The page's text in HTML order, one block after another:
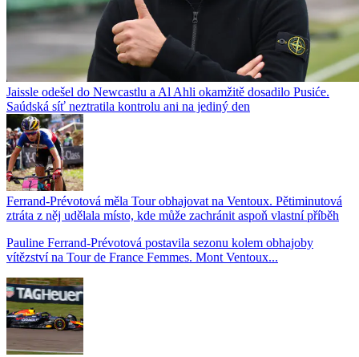
Jaissle odešel do Newcastlu a Al Ahli okamžitě dosadilo Pusiće.
Saúdská síť neztratila kontrolu ani na jediný den
Ferrand-Prévotová měla Tour obhajovat na Ventoux. Pětiminutová
ztráta z něj udělala místo, kde může zachránit aspoň vlastní příběh
Pauline Ferrand-Prévotová postavila sezonu kolem obhajoby
vítězství na Tour de France Femmes. Mont Ventoux...